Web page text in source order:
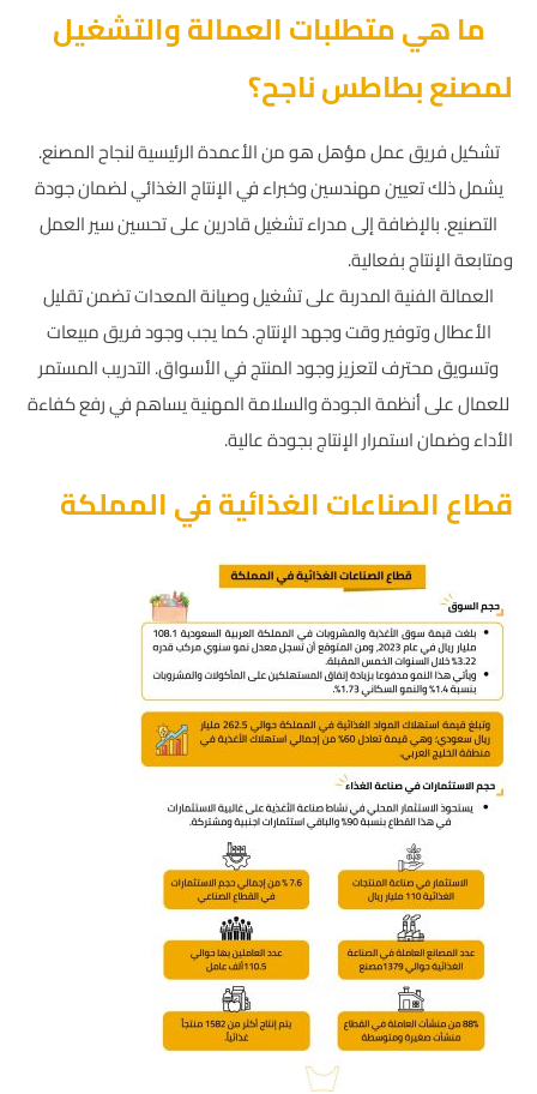
ما هي متطلبات العمالة والتشغيل
لمصنع بطاطس ناجح؟
تشكيل فريق عمل مؤهل هو من الأعمدة الرئيسية لنجاح المصنع.
يشمل ذلك تعيين مهندسين وخبراء في الإنتاج الغذائي لضمان جودة
التصنيع. بالإضافة إلى مدراء تشغيل قادرين على تحسين سير العمل
ومتابعة الإنتاج بفعالية.
العمالة الفنية المدربة على تشغيل وصيانة المعدات تضمن تقليل
الأعطال وتوفير وقت وجهد الإنتاج. كما يجب وجود فريق مبيعات
وتسويق محترف لتعزيز وجود المنتج في الأسواق. التدريب المستمر
للعمال على أنظمة الجودة والسلامة المهنية يساهم في رفع كفاءة
الأداء وضمان استمرار الإنتاج بجودة عالية.
قطاع الصناعات الغذائية في المملكة